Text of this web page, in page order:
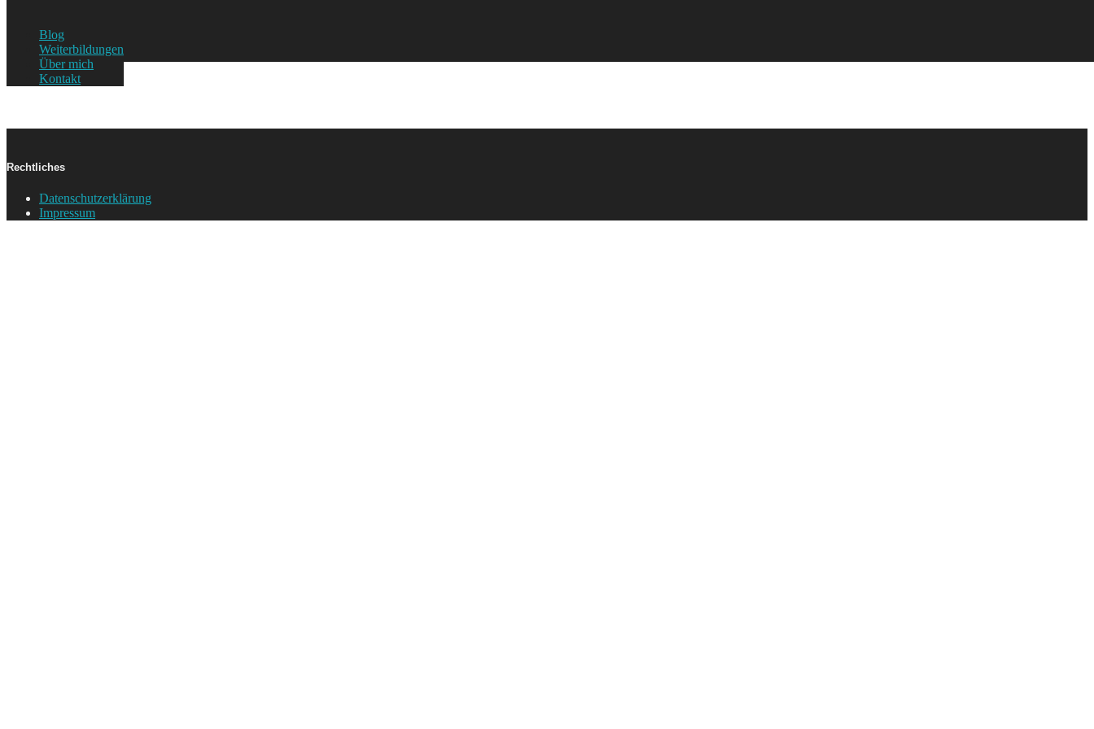
Blog
Weiterbildungen
Über mich
Kontakt
Rechtliches
Datenschutzerklärung
Impressum